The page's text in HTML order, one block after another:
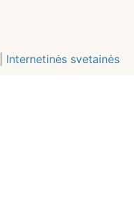
Internetinės svetainės